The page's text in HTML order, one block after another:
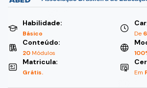
Habilidade:
Básico De 6
Conteúdo:
20Módulos
Matricula:
Grátis. Em